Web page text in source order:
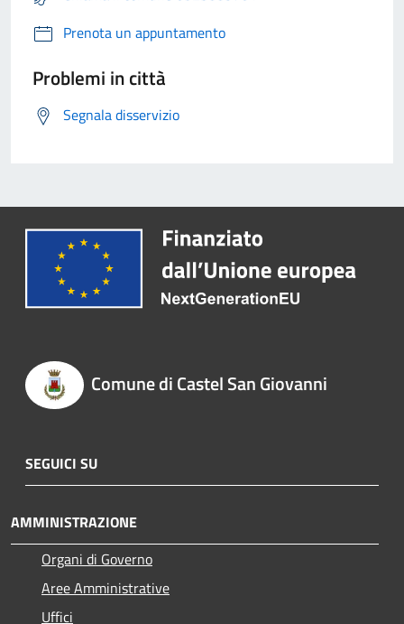
Prenota un appuntamento
Problemi in città
Segnala disservizio
Comune di Castel San Giovanni
SEGUICI SU
AMMINISTRAZIONE
Organi di Governo
Aree Amministrative
Uffici